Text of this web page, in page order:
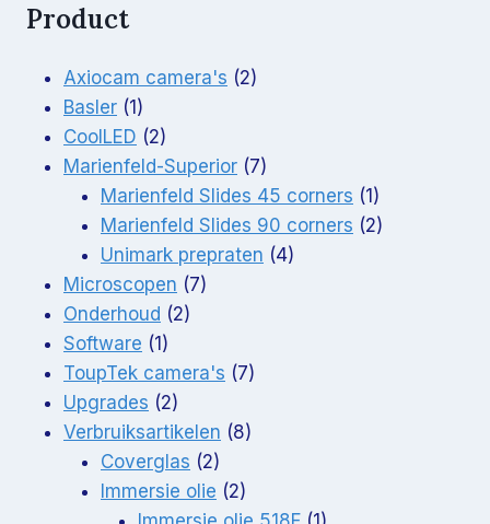
Product
Axiocam camera's 22
Basler 1 1
product
CoolLED 22
producten
Marienfeld-Superior 77
producten
Marienfeld Slides 45 corners 1 1
product
Marienfeld Slides 90 corners 22
Unimark prepraten 44
Microscopen 77
Onderhoud 22
Software 1 1
product
ToupTek camera's 77
Upgrades 22
producten
Verbruiksartikelen 88
Coverglas 22
producten
Immersie olie 22